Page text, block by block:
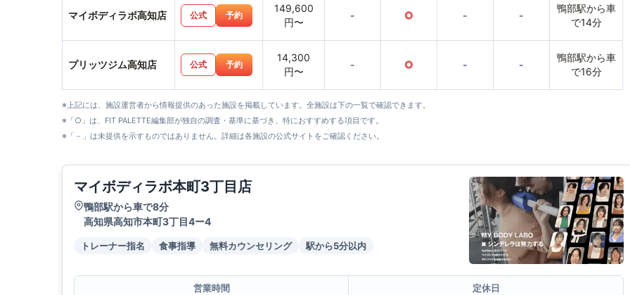
マイボディラボ高知店 公式 予約
149,600
円〜
- ○ - -
鴨部駅から車
で14分
プリッツジム高知店 公式 予約
14,300
円〜
- ○ - -
鴨部駅から車
で16分
※上記には、施設運営者から情報提供のあった施設を掲載しています。全施設は下の一覧で確認できます。
※「○」は、FIT PALETTE編集部が独自の調査・基準に基づき、特におすすめする項目です。
※「－」は未提供を示すものではありません。詳細は各施設の公式サイトをご確認ください。
マイボディラボ本町3丁目店
鴨部駅から車で8分
高知県高知市本町3丁目4ー4
トレーナー指名 食事指導 無料カウンセリング 駅から5分以内
営業時間
定休日